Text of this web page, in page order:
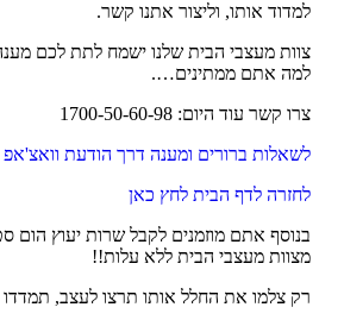
למדוד אותו, וליצור אתנו קשר.
צוות מעצבי הבית שלנו ישמח לתת לכם
למה אתם ממתינים….
צרו קשר עוד היום: 1700-50-60-98
לשאלות ברורים ומענה דרך הודעת וואצ'אפ
לחזרה לדף הבית לחץ כאן
בנוסף אתם מוזמנים לקבל שרות יעוץ הום
מצוות מעצבי הבית ללא עלות!!
רק צלמו את החלל אותו תרצו לעצב, תמדדו